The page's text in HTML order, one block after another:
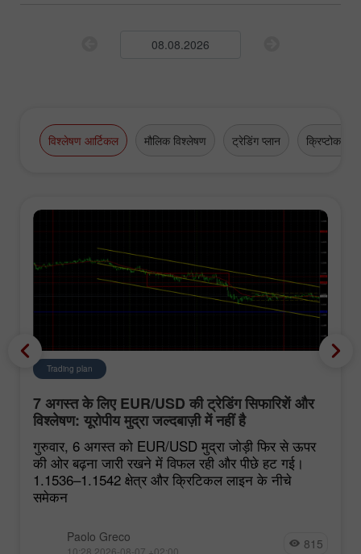
विश्लेषण आर्टिकल मौलिक विश्लेषण ट्रेडिंग प्लान क्रिप्टोकरेंसी
Trading plan
7 अगस्त के लिए EUR/USD की ट्रेडिंग सिफारिशें और
विश्लेषण: यूरोपीय मुद्रा जल्दबाज़ी में नहीं है
गुरुवार, 6 अगस्त को EUR/USD मुद्रा जोड़ी फिर से ऊपर
की ओर बढ़ना जारी रखने में विफल रही और पीछे हट गई।
1.1536–1.1542 क्षेत्र और क्रिटिकल लाइन के नीचे
समेकन
Paolo Greco
10:28 2026-08-07 +02:00 815